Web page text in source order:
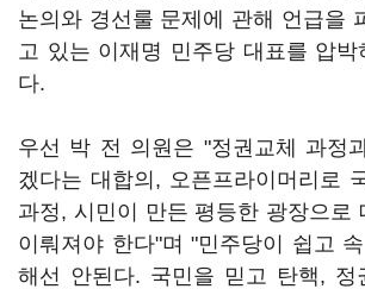
논의와 경선룰 문제에 관해 언급을
고 있는 이재명 민주당 대표를 압박
다.
우선 박 전 의원은 "정권교체 과정
겠다는 대합의, 오픈프라이머리로
과정, 시민이 만든 평등한 광장으로
이뤄져야 한다"며 "민주당이 쉽고
해선 안된다. 국민을 믿고 탄핵, 정